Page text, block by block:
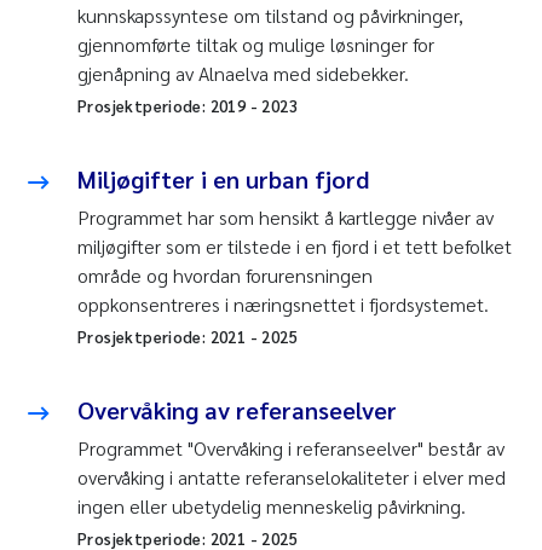
kunnskapssyntese om tilstand og påvirkninger,
gjennomførte tiltak og mulige løsninger for
gjenåpning av Alnaelva med sidebekker.
Prosjektperiode: 2019- 2023
Miljøgifter i en urban fjord
Programmet har som hensikt å kartlegge nivåer av
miljøgifter som er tilstede i en fjord i et tett befolket
område og hvordan forurensningen
oppkonsentreres i næringsnettet i fjordsystemet.
Prosjektperiode: 2021 - 2025
Overvåking av referanseelver
Programmet "Overvåking i referanseelver" består av
overvåking i antatte referanselokaliteter i elver med
ingen eller ubetydelig menneskelig påvirkning.
Prosjektperiode: 2021 - 2025